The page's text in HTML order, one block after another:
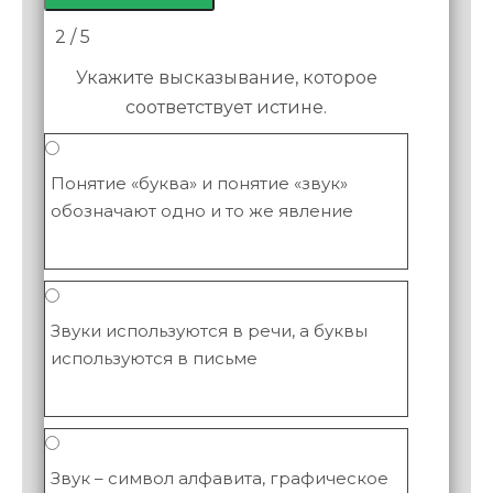
2 / 5
Укажите высказывание, которое
соответствует истине.
Понятие «буква» и понятие «звук»
обозначают одно и то же явление
Звуки используются в речи, а буквы
используются в письме
Звук – символ алфавита, графическое